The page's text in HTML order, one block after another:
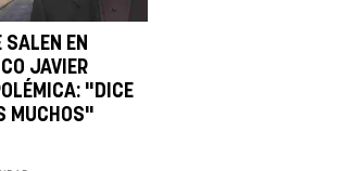
SALEN EN
JAVIER
"DICE
MUCHOS"